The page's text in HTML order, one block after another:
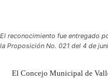
El reconocimiento fue entregado
la Proposición No. 021 del 4 de
El Concejo Municipal de